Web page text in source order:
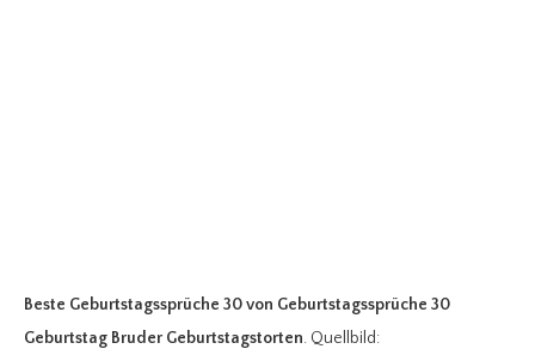
Beste Geburtstagssprüche 30von Geburtstagssprüche 30
Geburtstag Bruder Geburtstagstorten. Quellbild: